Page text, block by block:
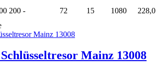
200 - 72 15 1080
228,0
Mainz 13008